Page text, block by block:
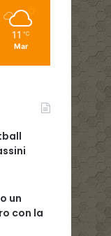
11 ℃
Mar
un
con la